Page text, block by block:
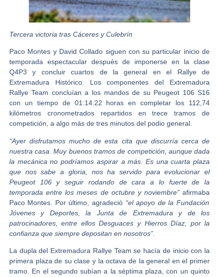
Tercera victoria tras Cáceres y Culebrín
Paco Montes y David Collado siguen con su particular inicio de
temporada espectacular después de imponerse en la clase
Q4P3 y concluir cuartos de la general en el Rallye de
Extremadura Histórico. Los componentes del Extremadura
Rallye Team concluían a los mandos de su Peugeot 106 S16
con un tiempo de 01:14:22 horas en completar los 112,74
kilómetros cronometrados repartidos en trece tramos de
competición, a algo más de tres minutos del podio general.
“Ayer disfrutamos mucho de esta cita que discurría cerca de
nuestra casa. Muy buenos tramos de competición, aunque dada
la mecánica no podríamos aspirar a más. Es una cuarta plaza
que nos sabe a gloria, nos ha servido para evolucionar el
Peugeot 106 y seguir rodando de cara a lo fuerte de la
temporada entre los meses de octubre y noviembre” afirmaba
Paco Montes. Por último, agradeció “el apoyo de la Fundación
Jóvenes y Deportes, la Junta de Extremadura y de los
patrocinadores, entre ellos Desguaces y Hierros Díaz, por la
confianza que siempre depositan en nosotros”.
La dupla del Extremadura Rallye Team se hacía de inicio con la
primera plaza de su clase y la octava de la general en el primer
tramo. En el segundo subían a la séptima plaza, con un quinto